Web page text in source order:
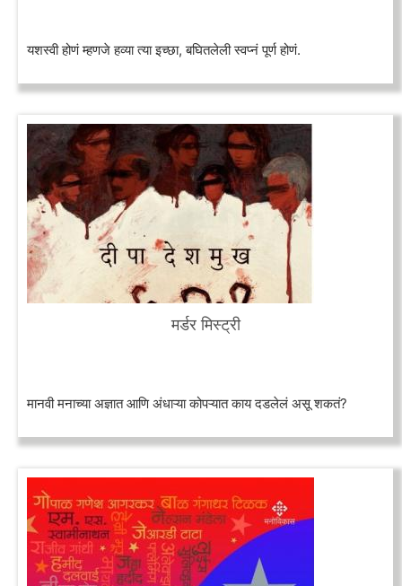
यशस्वी होणं म्हणजे हव्या त्या इच्छा, बघितलेली स्वप्नं पूर्ण होणं.
मर्डर मिस्ट्री
मानवी मनाच्या अज्ञात आणि अंधाऱ्या कोपऱ्यात काय दडलेलं असू शकतं?